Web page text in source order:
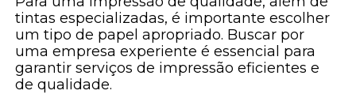
tintas especializadas, é importante escolher
um tipo de papel apropriado. Buscar por
uma empresa experiente é essencial para
garantir serviços de impressão eficientes e
de qualidade.